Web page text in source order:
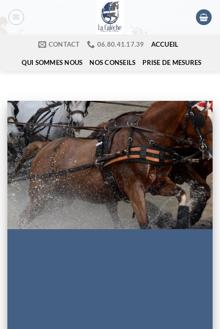
CONTACT ​06.80.41.17.39 ACCUEIL
QUI SOMMES NOUS NOS CONSEILS PRISE DE MESURES